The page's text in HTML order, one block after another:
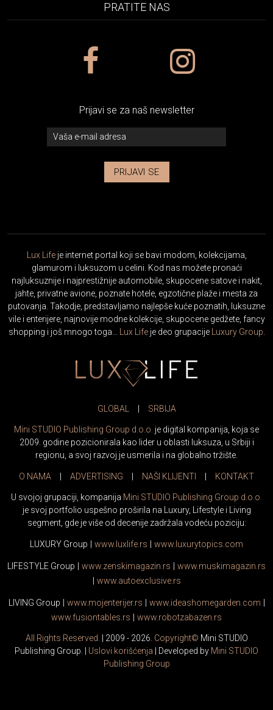
PRATITE NAS
Prijavi se za naš newsletter
PRIJAVI SE
Lux Lifeje internet portal koji se bavi modom, kolekcijama,
glamurom i luksuzom u celini. Kod nas možete pronaći
najluksuznije i najprestižnije automobile, skupocene satove i nakit,
jahte, privatne avione, poznate hotele, egzotične plaže i mesta za
putovanja. Takodje, predstavljamo najlepše kuće poznatih, luksuzne
vile i enterijere, najnovije modne kolekcije, skupocene gedžete, fancy
shopping i još mnogo toga…
Lux Lifeje deo grupacije Luxury Group
GLOBAL SRBIJA
Mini STUDIO Publishing Group d.o.o. je digital kompanija, koja se
2009. godine pozicionirala kao lider u oblasti luksuza, u Srbiji i
regionu, a svoj razvoj je usmerila i na globalno tržište.
O NAMA ADVERTISING NAŠI KLIJENTI KONTAKT
U svojoj grupaciji, kompanija Mini STUDIO Publishing Group d.o.o.
je svoj portfolio uspešno proširila na Luxury, Lifestyle i Living
segment, gde je više od decenije zadržala vodeću poziciju:
LUXURY Group www. luxlife .rs www. luxurytopics .com
LIFESTYLE Group www. zenskimagazin.rs www. muskimagazin.rs
www. autoexclusive.rs
LIVING Group www. mojenterijer.rs www. ideashomegarden.com
www. fusiontables .rs www. robotzabazen .rs
All Rights Reserved. | 2009 - 2026. Copyright© Mini STUDIO
Publishing Group. | Uslovi korišćenja | Developed by Mini STUDIO
Publishing Group